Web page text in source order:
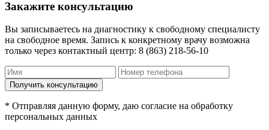
Закажите консультацию
Вы записываетесь на диагностику к свободному специалисту
на свободное время. Запись к конкретному врачу возможна
только через контактный центр: 8 (863) 218-56-10
* Отправляя данную форму, даю согласие на обработку
персональных данных